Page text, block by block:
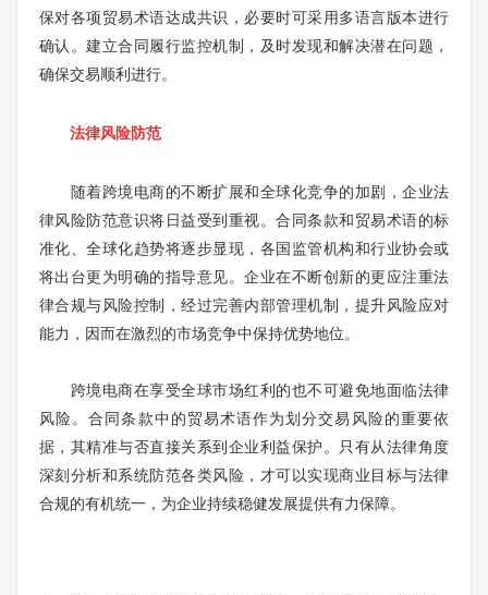
保对各项贸易术语达成共识，必要时可采用多语言版本进行
确认。建立合同履行监控机制，及时发现和解决潜在问题，
确保交易顺利进行。
法律风险防范
随着跨境电商的不断扩展和全球化竞争的加剧，企业法
律风险防范意识将日益受到重视。合同条款和贸易术语的标
准化、全球化趋势将逐步显现，各国监管机构和行业协会或
将出台更为明确的指导意见。企业在不断创新的更应注重法
律合规与风险控制，经过完善内部管理机制，提升风险应对
能力，因而在激烈的市场竞争中保持优势地位。
跨境电商在享受全球市场红利的也不可避免地面临法律
风险。合同条款中的贸易术语作为划分交易风险的重要依
据，其精准与否直接关系到企业利益保护。只有从法律角度
深刻分析和系统防范各类风险，才可以实现商业目标与法律
合规的有机统一，为企业持续稳健发展提供有力保障。